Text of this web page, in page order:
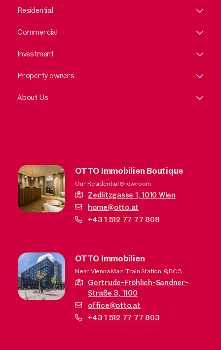
Residential
Commercial
Investment
Property owners
About Us
OTTO Immobilien Boutique
Our Residential Showroom
Zedlitzgasse 1,1010 Wien
home@otto.at
+43 1 512 77 77 808
OTTO Immobilien
Near Vienna Main Train Station, QBC3
Gertrude-Fröhlich-Sandner-
Straße 3, 1100
office@otto.at
+43 1 512 77 77 803